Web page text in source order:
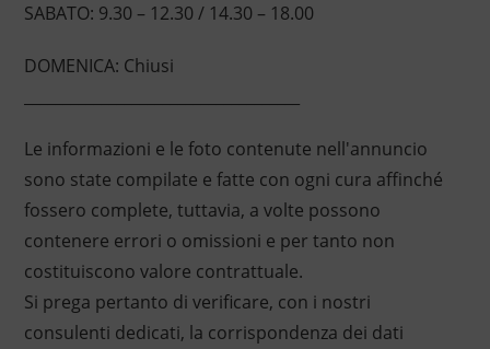
SABATO: 9.30 – 12.30 / 14.30 – 18.00
DOMENICA: Chiusi
Le informazioni e le foto contenute nell'annuncio
sono state compilate e fatte con ogni cura affinché
fossero complete, tuttavia, a volte possono
contenere errori o omissioni e per tanto non
costituiscono valore contrattuale.
Si prega pertanto di verificare, con i nostri
consulenti dedicati, la corrispondenza dei dati